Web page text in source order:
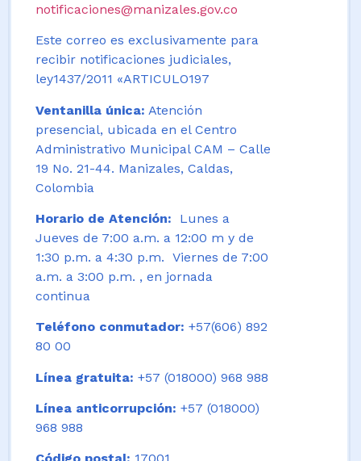
notificaciones@manizales.gov.co
Este correo es exclusivamente para
recibir notificaciones judiciales,
ley1437/2011 «ARTICULO197
Ventanilla única: Atención
presencial, ubicada en el Centro
Administrativo Municipal CAM – Calle
19 No. 21-44. Manizales, Caldas,
Colombia
Horario de Atención:
Lunes a
Jueves de 7:00 a.m. a 12:00 m y de
1:30 p.m. a 4:30 p.m. Viernes de 7:00
a.m. a 3:00 p.m. , en jornada
continua
Teléfono conmutador: +57(606) 892
80 00
Línea gratuita: +57 (018000) 968 988
Línea anticorrupción: +57 (018000)
968 988